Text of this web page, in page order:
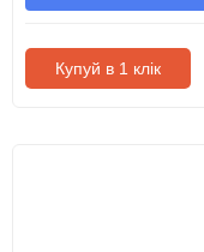
Купуй в 1 клік